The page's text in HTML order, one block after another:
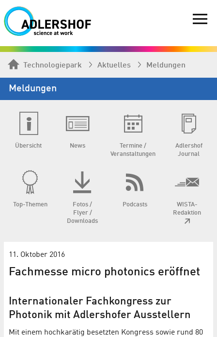
Technologiepark Aktuelles Meldungen
Meldungen
Übersicht News
Termine /
Veranstaltungen
Adlershof
Journal
Top-Themen
Fotos /
Flyer /
Downloads
Podcasts
WISTA-
Redaktion
11. Oktober 2016
Fachmesse micro photonics eröffnet
Internationaler Fachkongress zur
Photonik mit Adlershofer Ausstellern
Mit einem hochkarätig besetzten Kongress sowie rund 80